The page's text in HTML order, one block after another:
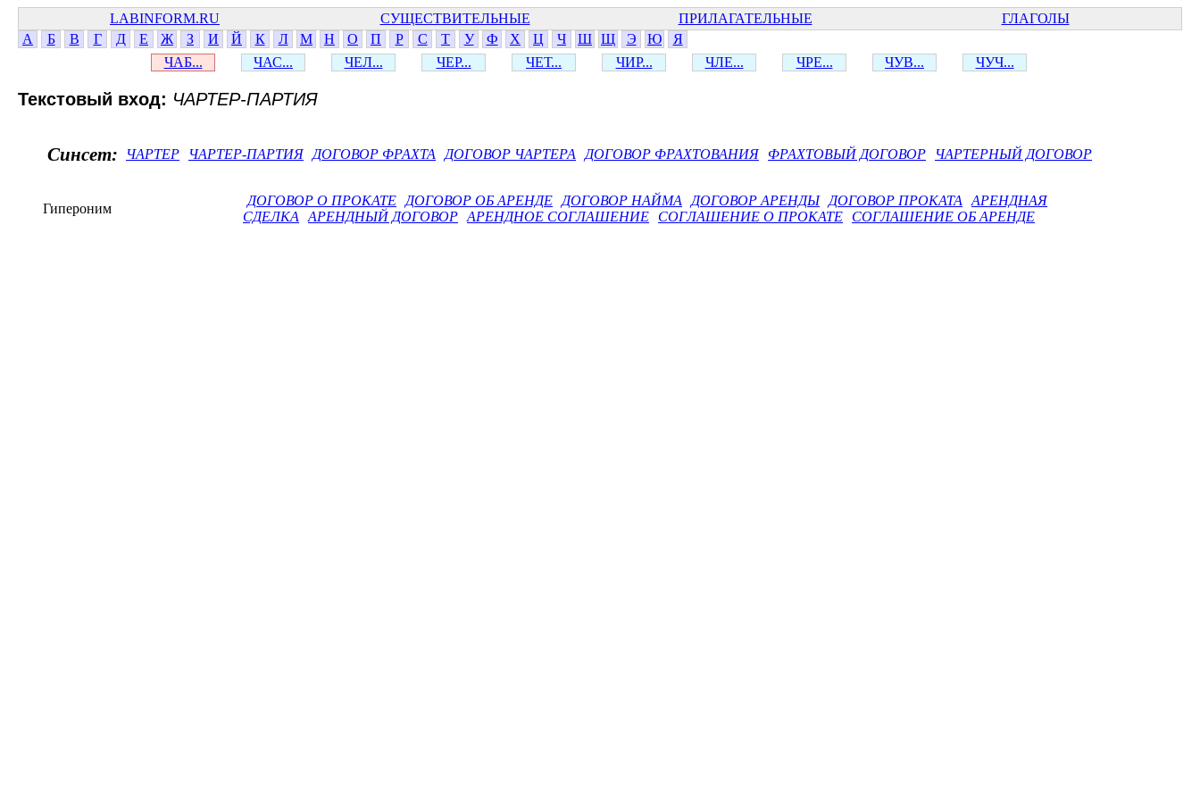
LABINFORM.RU СУЩЕСТВИТЕЛЬНЫЕ ПРИЛАГАТЕЛЬНЫЕ
ГЛАГОЛЫ
А
Б В Г Д Е Ж З И Й К Л М Н О П Р С Т У Ф Х Ц Ч Ш Щ Э Ю
Я
ЧАБ...
ЧАС... ЧЕЛ... ЧЕР... ЧЕТ... ЧИР... ЧЛЕ... ЧРЕ... ЧУВ... ЧУЧ...
Текстовый вход: ЧАРТЕР-ПАРТИЯ
Синсет: ЧАРТЕР ЧАРТЕР-ПАРТИЯ ДОГОВОР ФРАХТА ДОГОВОР ЧАРТЕРА ДОГОВОР ФРАХТОВАНИЯ ФРАХТОВЫЙ ДОГОВОР ЧАРТЕРНЫЙ ДОГОВОР
Гипероним
ДОГОВОР О ПРОКАТЕ ДОГОВОР ОБ АРЕНДЕ ДОГОВОР НАЙМА ДОГОВОР АРЕНДЫ ДОГОВОР ПРОКАТА
АРЕНДНАЯ
СДЕЛКА
АРЕНДНЫЙ ДОГОВОР АРЕНДНОЕ СОГЛАШЕНИЕ СОГЛАШЕНИЕ О ПРОКАТЕ СОГЛАШЕНИЕ ОБ АРЕНДЕ